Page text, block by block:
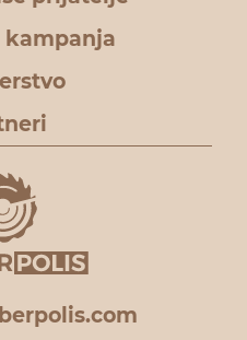
kampanja